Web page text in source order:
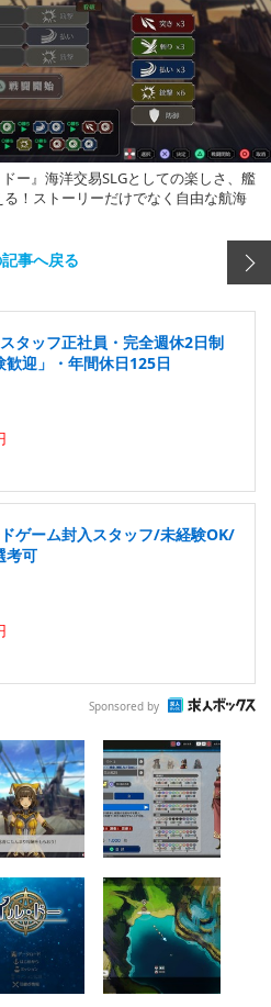
ー』海洋交易SLGとしての楽しさ、艦
！ストーリーだけでなく自由な航海
記事へ戻る
タッフ正社員・完全週休2日制
歓迎」・年間休日125日
ゲーム封入スタッフ/未経験OK/
考可
Sponsored by